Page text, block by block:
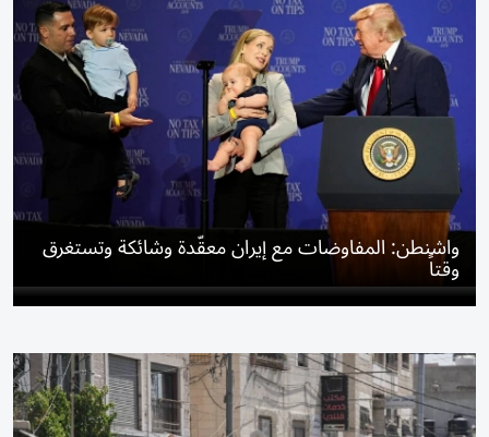
واشنطن: المفاوضات مع إيران معقّدة وشائكة وتستغرق
وقتاً